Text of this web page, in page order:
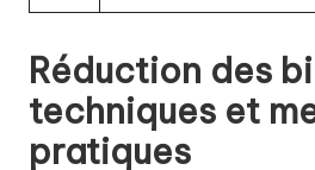
Réduction des
techniques et
pratiques